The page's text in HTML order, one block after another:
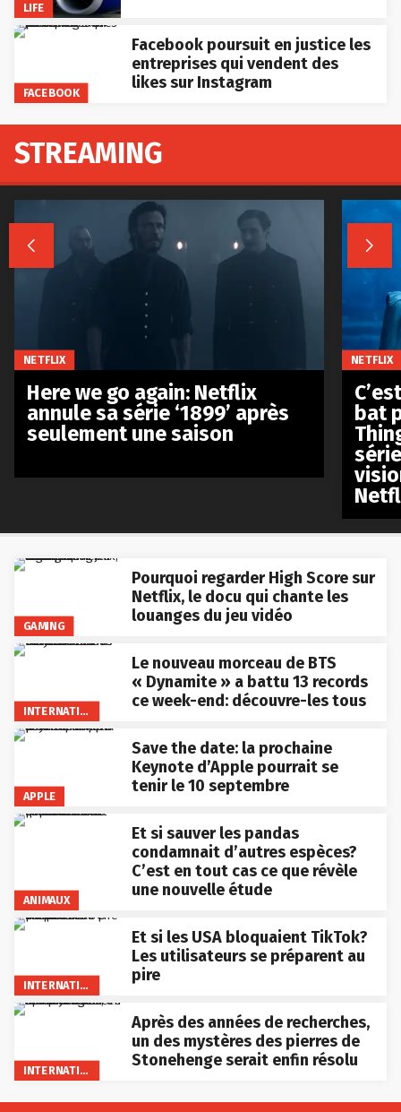
LIFE
FACEBOOK
Facebook poursuit en justice les
entreprises qui vendent des
likes sur Instagram
GAMING
Pourquoi regarder High Score sur
Netflix, le docu qui chante les
louanges du jeu vidéo
INTERNATIONAL
Le nouveau morceau de BTS
« Dynamite » a battu 13 records
ce week-end: découvre-les tous
APPLE
Save the date: la prochaine
Keynote d’Apple pourrait se
tenir le 10 septembre
ANIMAUX
Et si sauver les pandas
condamnait d’autres espèces?
C’est en tout cas ce que révèle
une nouvelle étude
INTERNATIONAL
Et si les USA bloquaient TikTok?
Les utilisateurs se préparent au
pire
INTERNATIONAL
Après des années de recherches,
un des mystères des pierres de
Stonehenge serait enfin résolu
STREAMING
 
NETFLIX
Here we go again: Netflix
annule sa série ‘1899’ après
seulement une saison
NETFLIX
bat